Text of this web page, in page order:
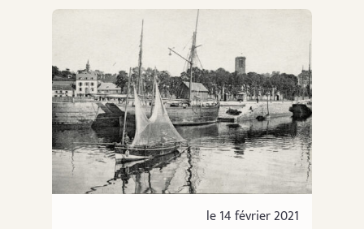
le 14 février 2021